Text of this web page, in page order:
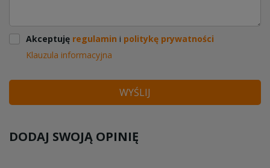
Akceptuję regulamin i politykę prywatności
Klauzula informacyjna
WYŚLIJ
DODAJ SWOJĄ OPINIĘ